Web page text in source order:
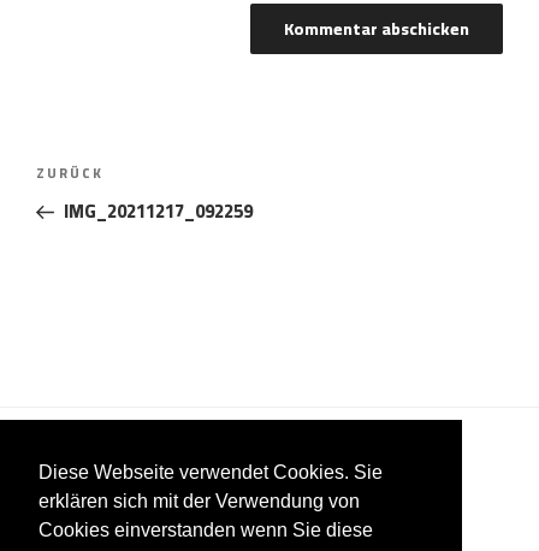
Diese Webseite verwendet Cookies. Sie
erklären sich mit der Verwendung von
Cookies einverstanden wenn Sie diese
Beitragsnavigation
Vorheriger
Beitrag
ZURÜCK
IMG_20211217_092259